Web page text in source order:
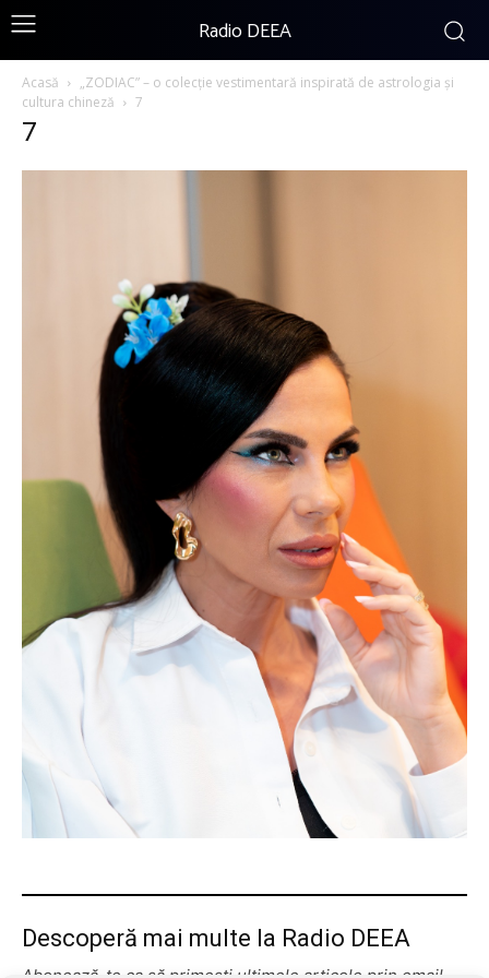
Radio DEEA
Acasă
„ZODIAC” – o colecție vestimentară inspirată de astrologia și
cultura chineză
7
7
Descoperă mai multe la Radio DEEA